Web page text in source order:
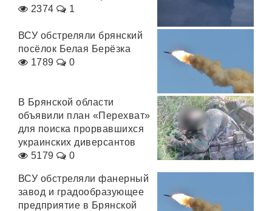
2374
1
ВСУ обстреляли брянский
посёлок Белая Берёзка
1789
0
В Брянской области
объявили план «Перехват»
для поиска прорвавшихся
украинских диверсантов
5179
0
ВСУ обстреляли фанерный
завод и градообразующее
предприятие в Брянской